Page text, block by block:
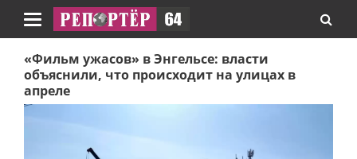
Навигация
«Фильм ужасов» в Энгельсе: власти
объяснили, что происходит на улицах в
апреле